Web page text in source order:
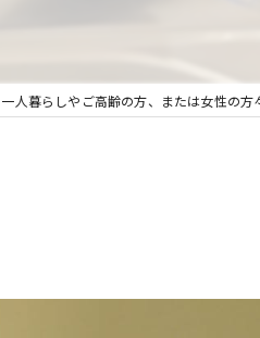
一人暮らしやご高齢の方、または女性の方